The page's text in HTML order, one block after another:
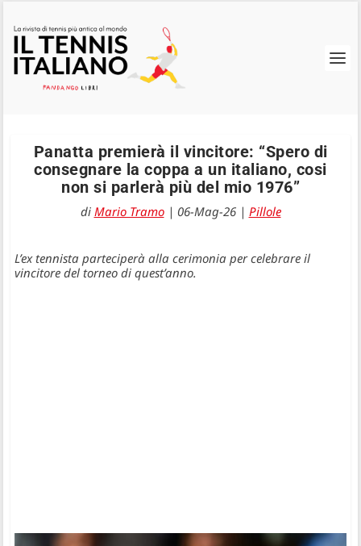
Panatta premierà il vincitore: “Spero di
consegnare la coppa a un italiano, cosi
non si parlerà più del mio 1976”
di Mario Tramo| 06-Mag-26| Pillole
L’ex tennista parteciperà alla cerimonia per celebrare il
vincitore del torneo di quest’anno.